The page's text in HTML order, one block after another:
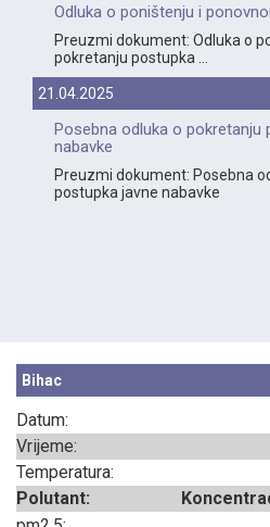
Odluka o poništenju i
Preuzmi dokument: Odluka o
pokretanju postupka ...
21.04.2025
Posebna odluka o pokretanju
nabavke
Preuzmi dokument: Posebna
postupka javne nabavke
Bihac
Datum:
Vrijeme:
Temperatura:
Polutant: